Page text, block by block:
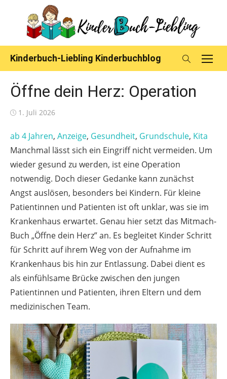
content
Kinderbuch-Liebling Kinderbuchblog
Öffne dein Herz: Operation
Posted
1. Juli 2026
ab 4 Jahren, Anzeige, Gesundheit, Grundschule, Kita
Manchmal lässt sich ein Eingriff nicht vermeiden. Um
wieder gesund zu werden, ist eine Operation
notwendig. Doch dieser Gedanke kann zunächst
Angst auslösen, besonders bei Kindern. Für kleine
Patientinnen und Patienten ist oft unklar, was sie im
Krankenhaus erwartet. Genau hier setzt das Mitmach-
Buch „Öffne dein Herz” an. Es begleitet Kinder Schritt
für Schritt auf ihrem Weg von der Aufnahme im
Krankenhaus bis hin zur Entlassung. Dabei dient es
als einfühlsame Brücke zwischen den jungen
Patientinnen und Patienten, ihren Eltern und dem
medizinischen Team.